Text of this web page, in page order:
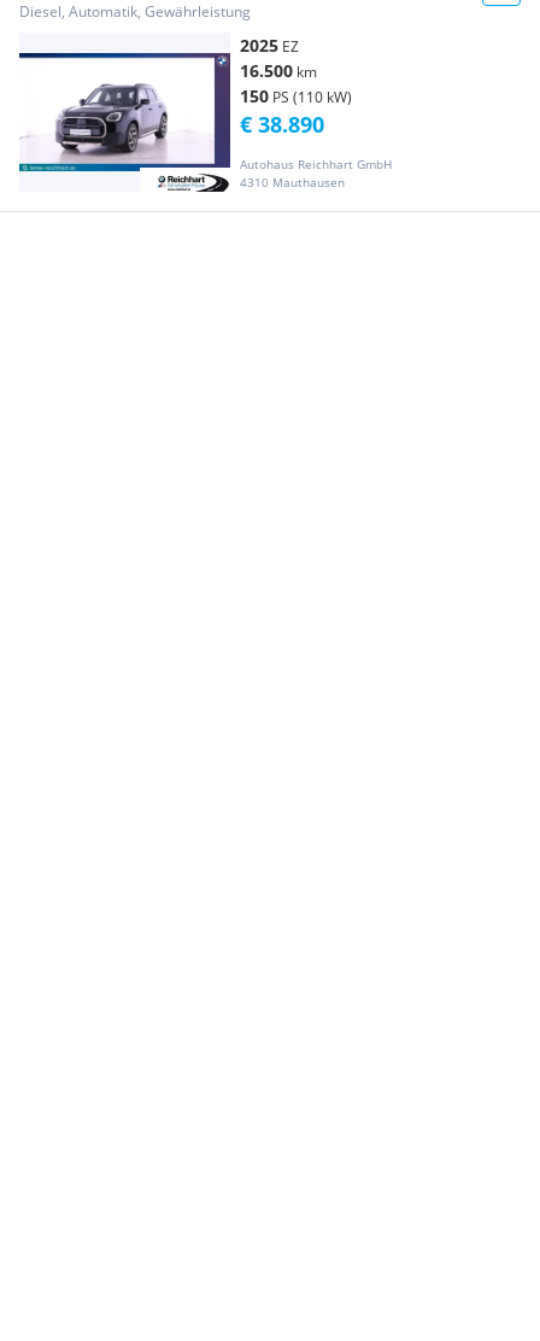
Diesel, Automatik, Gewährleistung
2025 EZ
16.500 km
150 PS (110 kW)
Autohaus Reichhart GmbH
4310 Mauthausen
€ 38.890